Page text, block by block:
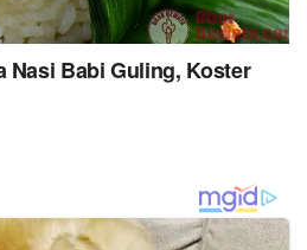
Nasi Babi Guling, Koster